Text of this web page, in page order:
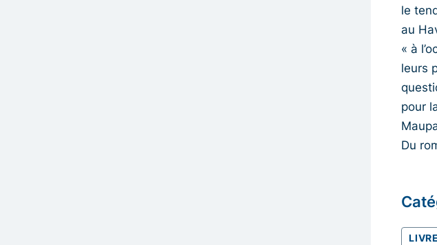
le
au
« à
leurs
pour
Du